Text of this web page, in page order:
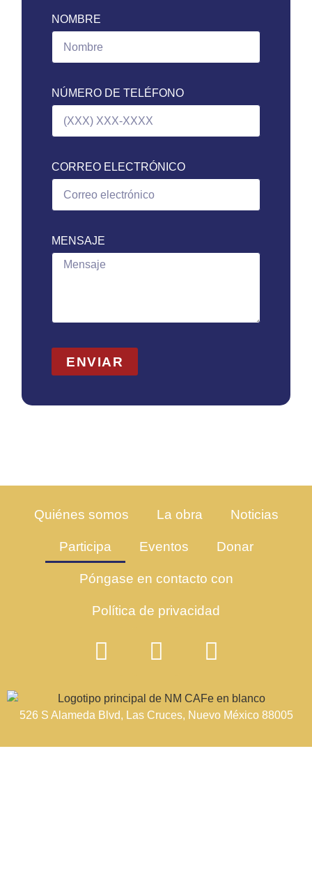
NOMBRE
NÚMERO DE TELÉFONO
CORREO ELECTRÓNICO
MENSAJE
ENVIAR
Quiénes somos La obra Noticias
Participa Eventos Donar
Póngase en contacto con
Política de privacidad
526 S Alameda Blvd, Las Cruces, Nuevo México 88005